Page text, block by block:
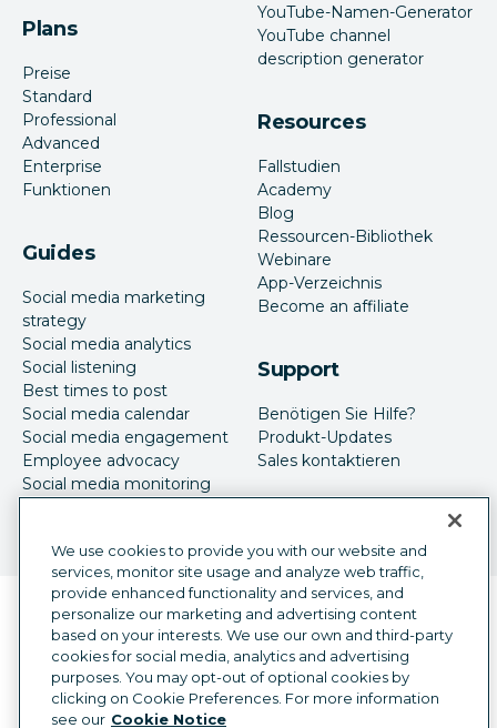
Plans
Preise
Standard
Professional
Advanced
Enterprise
Funktionen
Guides
Social media marketing
strategy
Social media analytics
Social listening
Best times to post
Social media calendar
Social media engagement
Employee advocacy
Social media monitoring
YouTube-Namen-Generator
YouTube channel
description generator
Resources
Fallstudien
Academy
Blog
Ressourcen-Bibliothek
Webinare
App-Verzeichnis
Become an affiliate
Support
Benötigen Sie Hilfe?
Produkt-Updates
Sales kontaktieren
Sprachauswahl
German
©2026 Hootsuite Inc. Alle Rechte vorbehalten.
Rechtsfragen
Trust Center
Datenschutz
Cookie-Präferenzen
We use cookies to provide you with our website and
services, monitor site usage and analyze web traffic,
provide enhanced functionality and services, and
personalize our marketing and advertising content
based on your interests. We use our own and third-party
cookies for social media, analytics and advertising
purposes. You may opt-out of optional cookies by
clicking on Cookie Preferences. For more information
see our Cookie Notice